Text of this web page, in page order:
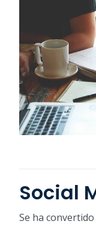
Social
Se ha